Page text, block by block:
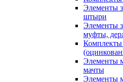
Элементы
штыри
Элементы
муфты,
Комплекты
Элементы
мачты
Элементы